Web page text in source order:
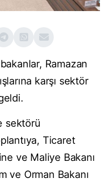
Ramazan
karşı sektör
sektörü
Ticaret
ve Maliye Bakanı
ve Orman Bakanı